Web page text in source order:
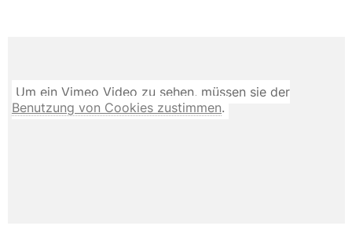
Um ein Vimeo Video zu sehen, müssen sie der
Benutzung von Cookies zustimmen.